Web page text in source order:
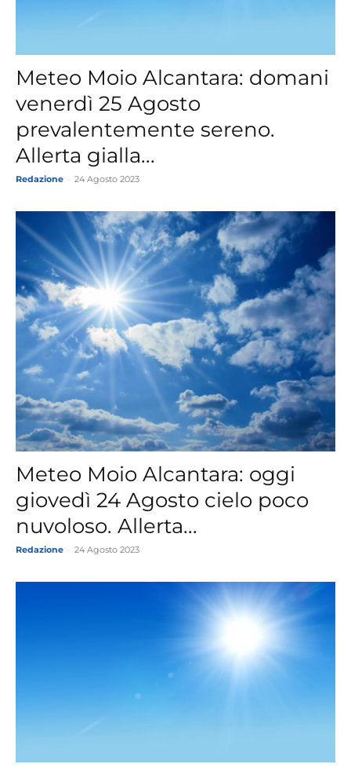
Meteo Moio Alcantara: domani
venerdì 25 Agosto
prevalentemente sereno.
Allerta gialla...
Redazione 24 Agosto 2023
Meteo Moio Alcantara: oggi
giovedì 24 Agosto cielo poco
nuvoloso. Allerta...
Redazione 24 Agosto 2023